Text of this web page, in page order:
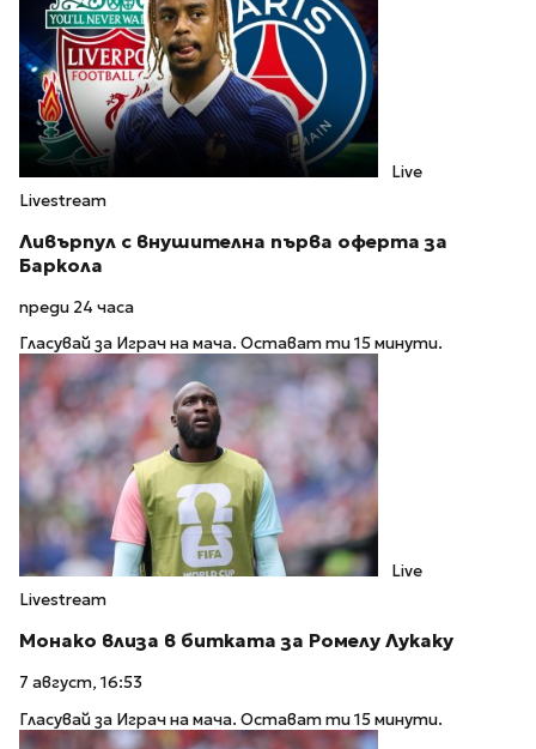
Live
Livestream
Ливърпул с внушителна първа оферта за
Баркола
преди 24 часа
Гласувай за Играч на мача. Остават ти 15 минути.
Live
Livestream
Монако влиза в битката за Ромелу Лукаку
7 август, 16:53
Гласувай за Играч на мача. Остават ти 15 минути.